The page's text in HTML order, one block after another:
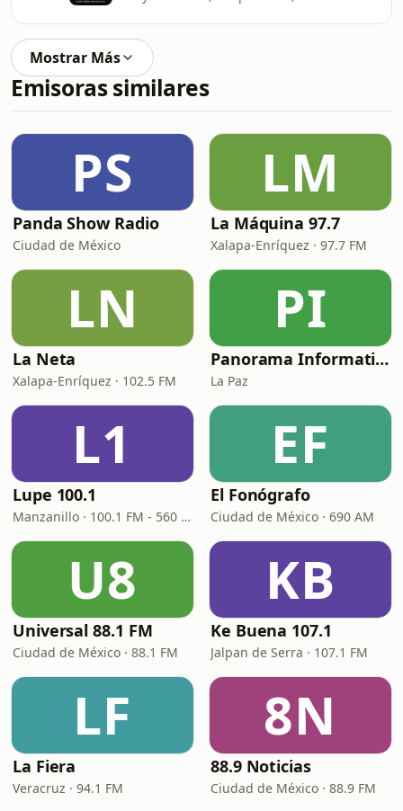
Mostrar Más
Emisoras similares
PS
Panda Show Radio
Ciudad de México
LM
La Máquina 97.7
Xalapa-Enríquez · 97.7 FM
LN
La Neta
Xalapa-Enríquez · 102.5 FM
PI
Panorama Informativo
La Paz
L1
Lupe 100.1
Manzanillo · 100.1 FM - 560 AM
EF
El Fonógrafo
Ciudad de México · 690 AM
U8
Universal 88.1 FM
Ciudad de México · 88.1 FM
KB
Ke Buena 107.1
Jalpan de Serra · 107.1 FM
LF
La Fiera
Veracruz · 94.1 FM
8N
88.9 Noticias
Ciudad de México · 88.9 FM